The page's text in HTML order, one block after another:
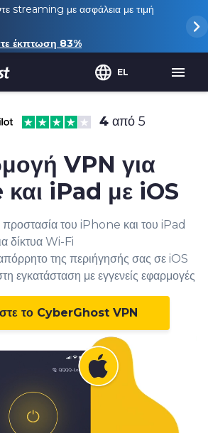
streaming με ασφάλεια με τιμή
έκπτωση 83%
EL
4 από 5
VPN για
iPad με iOS
προστασία του iPhone και του iPad
δίκτυα Wi-Fi
της περιήγησής σας σε iOS
εγκατάσταση με εγγενείς εφαρμογές
το CyberGhost VPN